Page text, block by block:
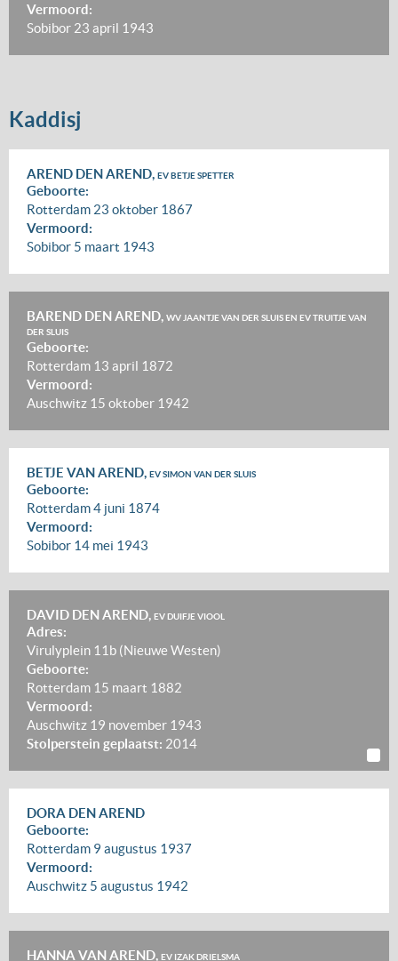
Vermoord:
Sobibor 23 april 1943
Kaddisj
AREND DEN AREND, EV BETJE SPETTER
Geboorte:
Rotterdam 23 oktober 1867
Vermoord:
Sobibor 5 maart 1943
BAREND DEN AREND, WV JAANTJE VAN DER SLUIS EN EV TRUITJE VAN
DER SLUIS
Geboorte:
Rotterdam 13 april 1872
Vermoord:
Auschwitz 15 oktober 1942
BETJE VAN AREND, EV SIMON VAN DER SLUIS
Geboorte:
Rotterdam4 juni 1874
Vermoord:
Sobibor 14 mei 1943
DAVID DEN AREND, EV DUIFJE VIOOL
Adres:
Virulyplein 11b (Nieuwe Westen)
Geboorte:
Rotterdam 15 maart 1882
Vermoord:
Auschwitz 19 november 1943
Stolperstein geplaatst: 2014
DORA DEN AREND
Geboorte:
Rotterdam 9 augustus 1937
Vermoord:
Auschwitz 5 augustus 1942
HANNA VAN AREND, EV IZAK DRIELSMA